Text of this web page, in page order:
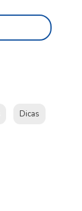
Dicas